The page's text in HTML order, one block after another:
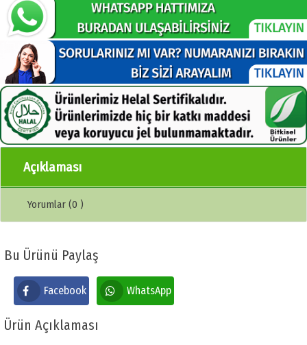
Açıklaması
Yorumlar (0 )
Bu Ürünü Paylaş
Facebook WhatsApp
Ürün Açıklaması